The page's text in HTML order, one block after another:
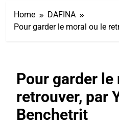
Home
DAFINA
Pour garder le moral ou le
Pour garder le
retrouver, par
Benchetrit